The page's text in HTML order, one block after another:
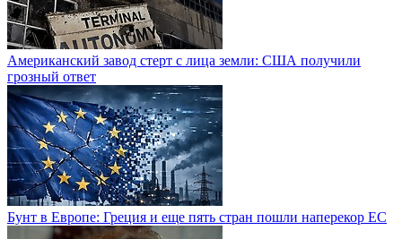
Американский завод стерт с лица земли: США получили
грозный ответ
Бунт в Европе: Греция и еще пять стран пошли наперекор ЕС